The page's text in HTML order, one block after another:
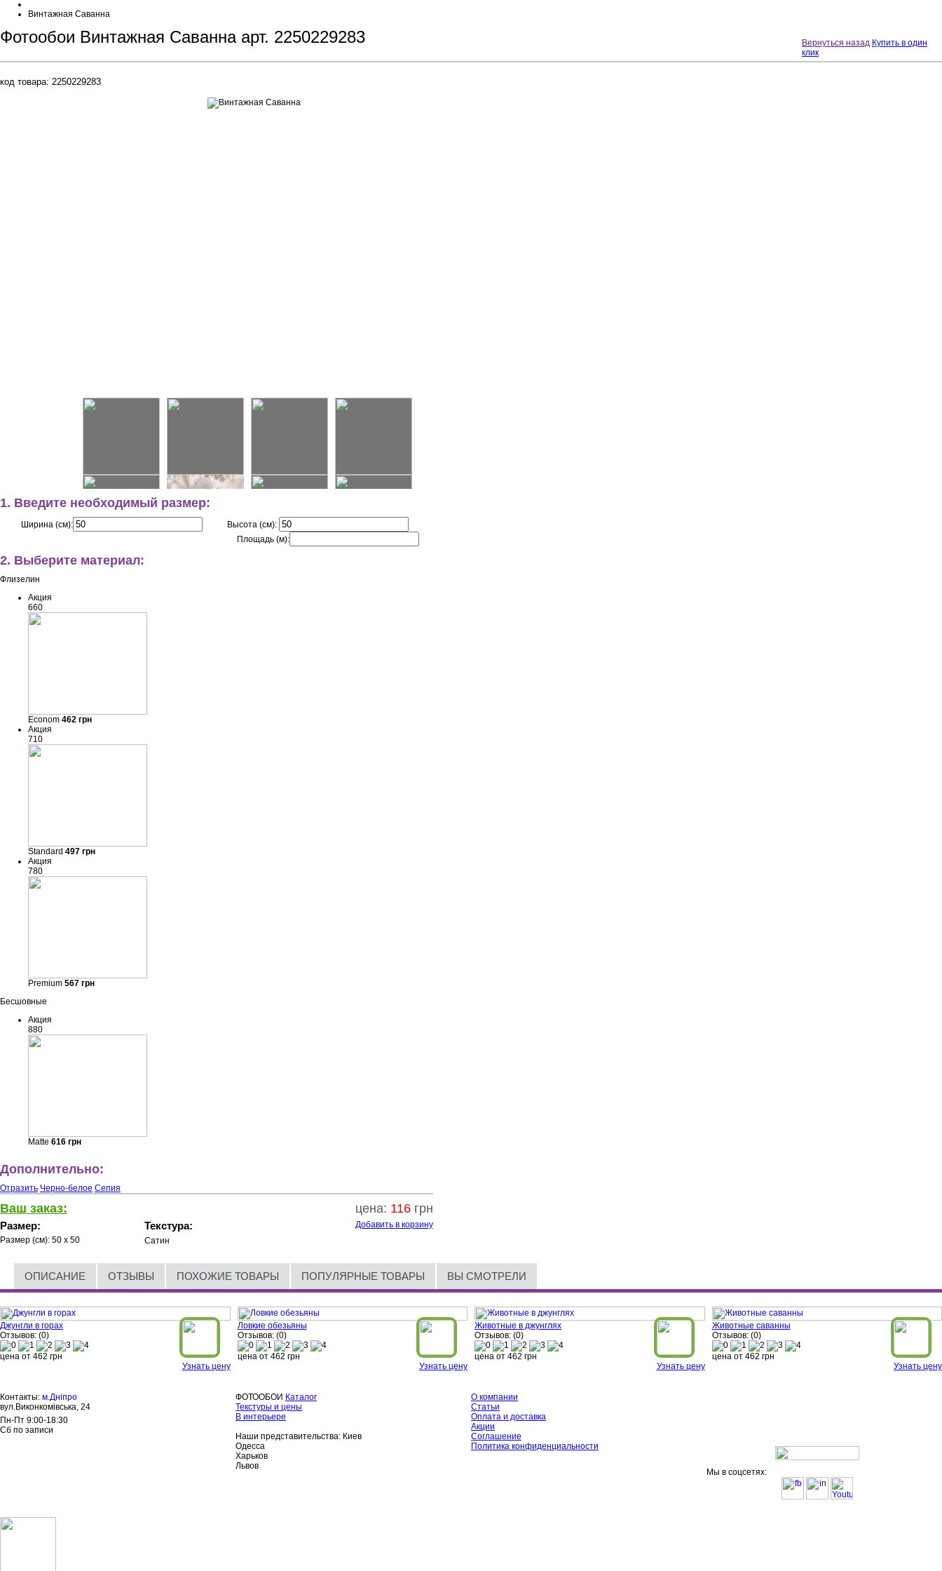
Винтажная Саванна
Вернуться назад Купить в один
клик
Фотообои Винтажная Саванна арт. 2250229283
код товара: 2250229283
1. Введите необходимый размер:
Ширина (см):
Высота (см):
Площадь (м):
2. Выберите материал:
Флизелин
Акция
660
Econom 462 грн
Акция
710
Standard 497 грн
Акция
780
Premium 567 грн
Бесшовные
Акция
880
Matte 616 грн
Дополнительно:
Отразить Черно-белое Сепия
Ваш заказ: цена: 116 грн
Размер:
Размер (см): 50 x 50
Текстура:
Сатин
Добавить в корзину
ОПИСАНИЕ ОТЗЫВЫ ПОХОЖИЕ ТОВАРЫ ПОПУЛЯРНЫЕ ТОВАРЫ ВЫ СМОТРЕЛИ
Джунгли в горах
Отзывов: (0)
цена от 462 грн
Узнать цену
Ловкие обезьяны
Отзывов: (0)
цена от 462 грн
Узнать цену
Животные в джунглях
Отзывов: (0)
цена от 462 грн
Узнать цену
Животные саванны
Отзывов: (0)
цена от 462 грн
Узнать цену
Контакты: м.Дніпро
вул.Виконкомівська, 24
Пн-Пт 9:00-18:30
Сб по записи
ФОТООБОИ Каталог
Текстуры и цены
В интерьере
Наши представительства: Киев
Одесса
Харьков
Львов
О компании
Статьи
Оплата и доставка
Акции
Соглашение
Политика конфиденциальности
Мы в соцсетях: